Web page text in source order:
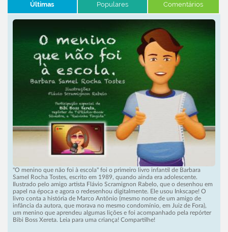
Últimas Populares Comentários
"O menino que não foi à escola" foi o primeiro livro infantil de Barbara
Samel Rocha Tostes, escrito em 1989, quando ainda era adolescente.
Ilustrado pelo amigo artista Flávio Scramignon Rabelo, que o desenhou em
papel na época e agora o redesenhou digitalmente. Ele usou Inkscape! O
livro conta a história de Marco Antônio (mesmo nome de um amigo de
infância da autora, que morava no mesmo condomínio, em Juiz de Fora),
um menino que aprendeu algumas lições e foi acompanhado pela repórter
Bibi Boss Xereta. Leia para uma criança! Compartilhe!